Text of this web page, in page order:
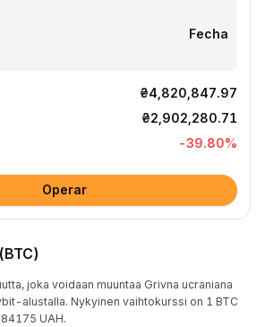
Fecha
₴4,820,847.97
₴2,902,280.71
-39.80%
Operar
joka voidaan muuntaa Grivna ucraniana
alustalla. Nykyinen vaihtokurssi on 1 BTC
UAH.